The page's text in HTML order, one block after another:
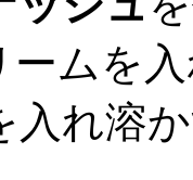
を入
入れ溶